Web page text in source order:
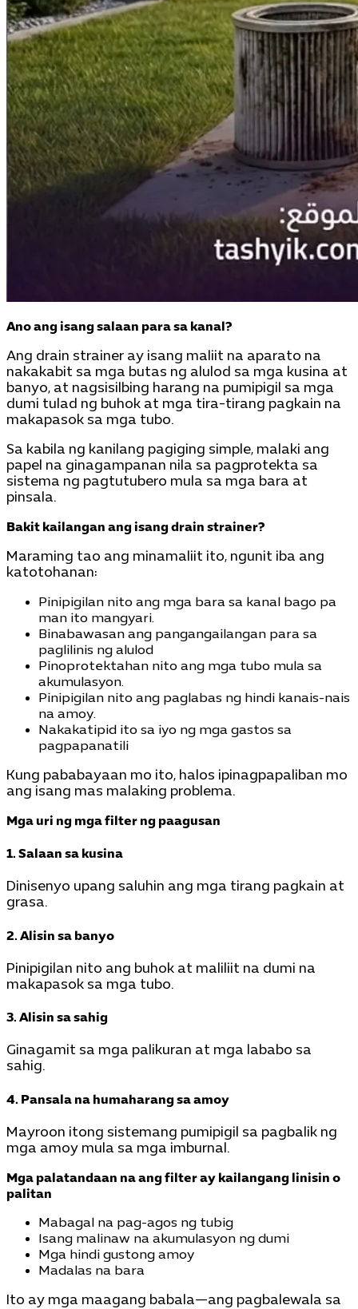
Ano ang isang salaan para sa kanal?
Ang drain strainer ay isang maliit na aparato na
nakakabit sa mga butas ng alulod sa mga kusina at
banyo, at nagsisilbing harang na pumipigil sa mga
dumi tulad ng buhok at mga tira-tirang pagkain na
makapasok sa mga tubo.
Sa kabila ng kanilang pagiging simple, malaki ang
papel na ginagampanan nila sa pagprotekta sa
sistema ng pagtutubero mula sa mga bara at
pinsala.
Bakit kailangan ang isang drain strainer?
Maraming tao ang minamaliit ito, ngunit iba ang
katotohanan:
Pinipigilan nito ang mga bara sa kanal bago pa
man ito mangyari.
Binabawasan ang pangangailangan para sa
paglilinis ng alulod
Pinoprotektahan nito ang mga tubo mula sa
akumulasyon.
Pinipigilan nito ang paglabas ng hindi kanais-nais
na amoy.
Nakakatipid ito sa iyo ng mga gastos sa
pagpapanatili
Kung pababayaan mo ito, halos ipinagpapaliban mo
ang isang mas malaking problema.
Mga uri ng mga filter ng paagusan
1. Salaan sa kusina
Dinisenyo upang saluhin ang mga tirang pagkain at
grasa.
2. Alisin sa banyo
Pinipigilan nito ang buhok at maliliit na dumi na
makapasok sa mga tubo.
3. Alisin sa sahig
Ginagamit sa mga palikuran at mga lababo sa
sahig.
4. Pansala na humaharang sa amoy
Mayroon itong sistemang pumipigil sa pagbalik ng
mga amoy mula sa mga imburnal.
Mga palatandaan na ang filter ay kailangang linisin o
palitan
Mabagal na pag-agos ng tubig
Isang malinaw na akumulasyon ng dumi
Mga hindi gustong amoy
Madalas na bara
Ito ay mga maagang babala—ang pagbalewala sa